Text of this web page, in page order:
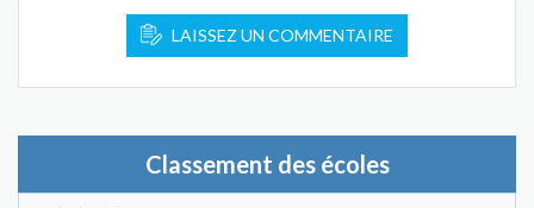
LAISSEZ UN COMMENTAIRE
Classement des écoles